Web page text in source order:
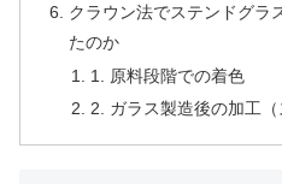
クラウン法でステンドグラ
たのか
1. 原料段階での着色
2. ガラス製造後の加工（